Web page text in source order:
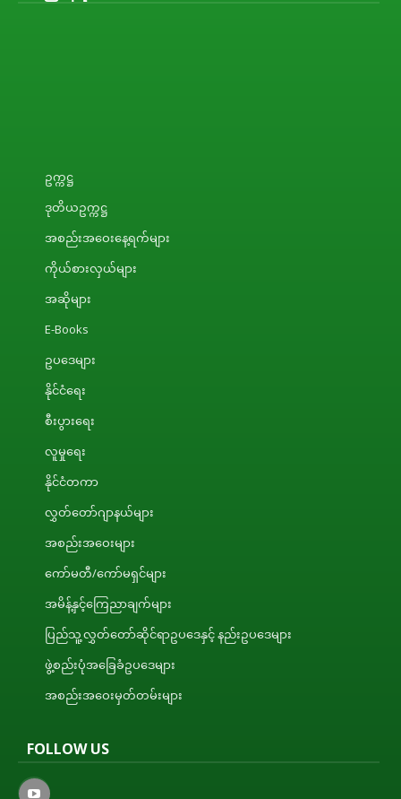
ဥက္ကဋ္ဌ
ဒုတိယဥက္ကဋ္ဌ
အစည်းအဝေးနေ့ရက်များ
ကိုယ်စားလှယ်များ
အဆိုများ
E-Books
ဥပဒေများ
နိုင်ငံရေး
စီးပွားရေး
လူမှုရေး
နိုင်ငံတကာ
လွှတ်တော်ဂျာနယ်များ
အစည်းအဝေးများ
ကော်မတီ/ကော်မရှင်များ
အမိန့်နှင့်ကြေညာချက်များ
ပြည်သူ့လွှတ်တော်ဆိုင်ရာဥပဒေနှင့် နည်းဥပဒေများ
ဖွဲ့စည်းပုံအခြေခံဥပဒေများ
အစည်းအဝေးမှတ်တမ်းများ
FOLLOW US